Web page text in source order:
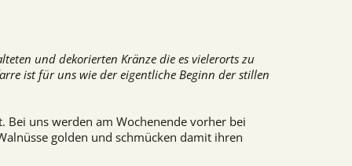
und dekorierten Kränze die es vielerorts zu
ist für uns wie der eigentliche Beginn der stillen
uns werden am Wochenende vorher bei
golden und schmücken damit ihren